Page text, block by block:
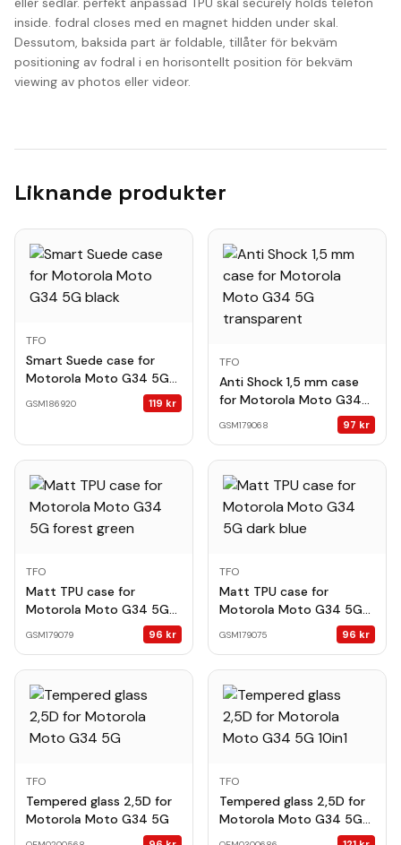
inside. fodral closes med en magnet hidden under skal.
Dessutom, baksida part är foldable, tillåter för bekväm
positioning av fodral i en horisontellt position för bekväm
viewing av photos eller videor.
Liknande produkter
TFO
Smart Suede case for
Motorola Moto G34 5G
GSM186920 119 kr
TFO
Anti Shock 1,5 mm case
for Motorola Moto G34
GSM179068 97 kr
TFO
Matt TPU case for
Motorola Moto G34 5G
GSM179079 96 kr
TFO
Matt TPU case for
Motorola Moto G34 5G
GSM179075 96 kr
TFO
Tempered glass 2,5D for
Motorola Moto G34 5G
TFO
Tempered glass 2,5D for
Motorola Moto G34 5G